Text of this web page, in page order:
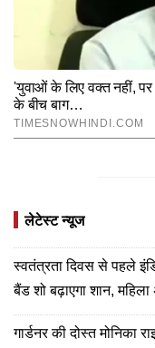
लेटेस्ट न्यूज
स्वतंत्रता दिवस से पहले
बैंड शो बढ़ाएगा शान, महिला
गार्डनर की दोस्त मोनिका